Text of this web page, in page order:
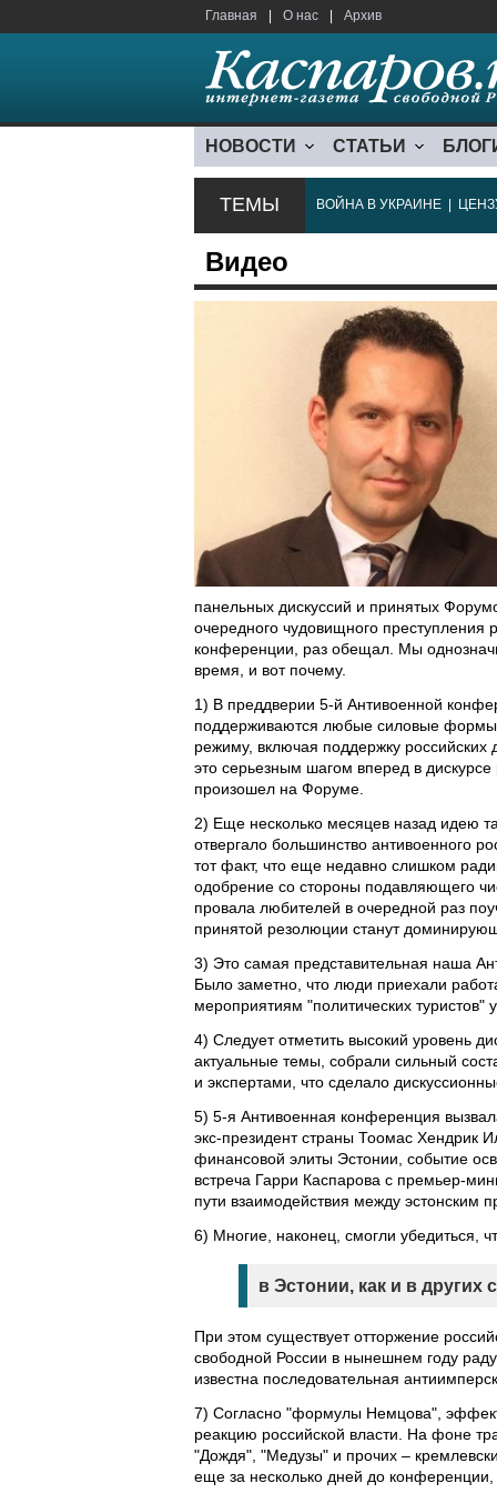
Главная О нас Архив
НОВОСТИ СТАТЬИ
ТЕМЫ ВОЙНА В УКРАИНЕ
Видео
панельных дискуссий и принятых
очередного чудовищного преступления
конференции, раз обещал. Мы
время, и вот почему.
1) В преддверии 5-й Антивоенной
поддерживаются любые силовые формы
режиму, включая поддержку
это серьезным шагом вперед в дискурсе
произошел на Форуме.
2) Еще несколько месяцев назад идею
отвергало большинство антивоенного
тот факт, что еще недавно слишком
одобрение со стороны подавляющего
провала любителей в очередной раз
принятой резолюции станут
3) Это самая представительная наша
Было заметно, что люди приехали
мероприятиям "политических туристов"
4) Следует отметить высокий уровень
актуальные темы, собрали сильный
и экспертами, что сделало
5) 5-я Антивоенная конференция
экс-президент страны Тоомас Хендрик
финансовой элиты Эстонии, событие
встреча Гарри Каспарова с премьер-
пути взаимодействия между эстонским
6) Многие, наконец, смогли убедиться,
в Эстонии, как и в других
При этом существует отторжение
свободной России в нынешнем году
известна последовательная
7) Согласно "формулы Немцова",
реакцию российской власти. На фоне
"Дождя", "Медузы" и прочих –
еще за несколько дней до